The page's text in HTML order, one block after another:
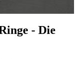
- Die